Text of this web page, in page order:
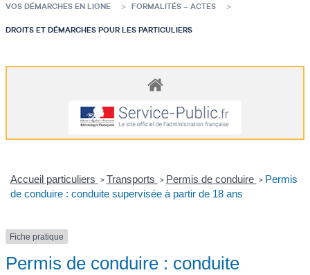
VOS DÉMARCHES EN LIGNE FORMALITÉS – ACTES
DROITS ET DÉMARCHES POUR LES PARTICULIERS
Accueil particuliers > Transports > Permis de conduire > Permis
de conduire : conduite supervisée à partir de 18 ans
Fiche pratique
Permis de conduire : conduite